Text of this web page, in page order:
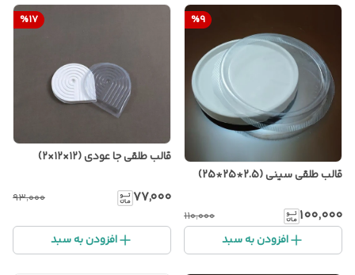
%9
قالب طلقی سینی (2.5*25*25)
۱۰۰٬۰۰۰ ۱۱۰٬۰۰۰
افزودن به سبد
%17
قالب طلقی جا عودی (۱۲×۱۲×۲)
۷۷٬۰۰۰ ۹۳٬۰۰۰
افزودن به سبد